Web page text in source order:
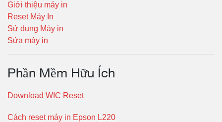
Giới thiệu máy in
Reset Máy In
Sử dụng Máy in
Sửa máy in
Phần Mềm Hữu Ích
Download WIC Reset
Cách reset máy in Epson L220